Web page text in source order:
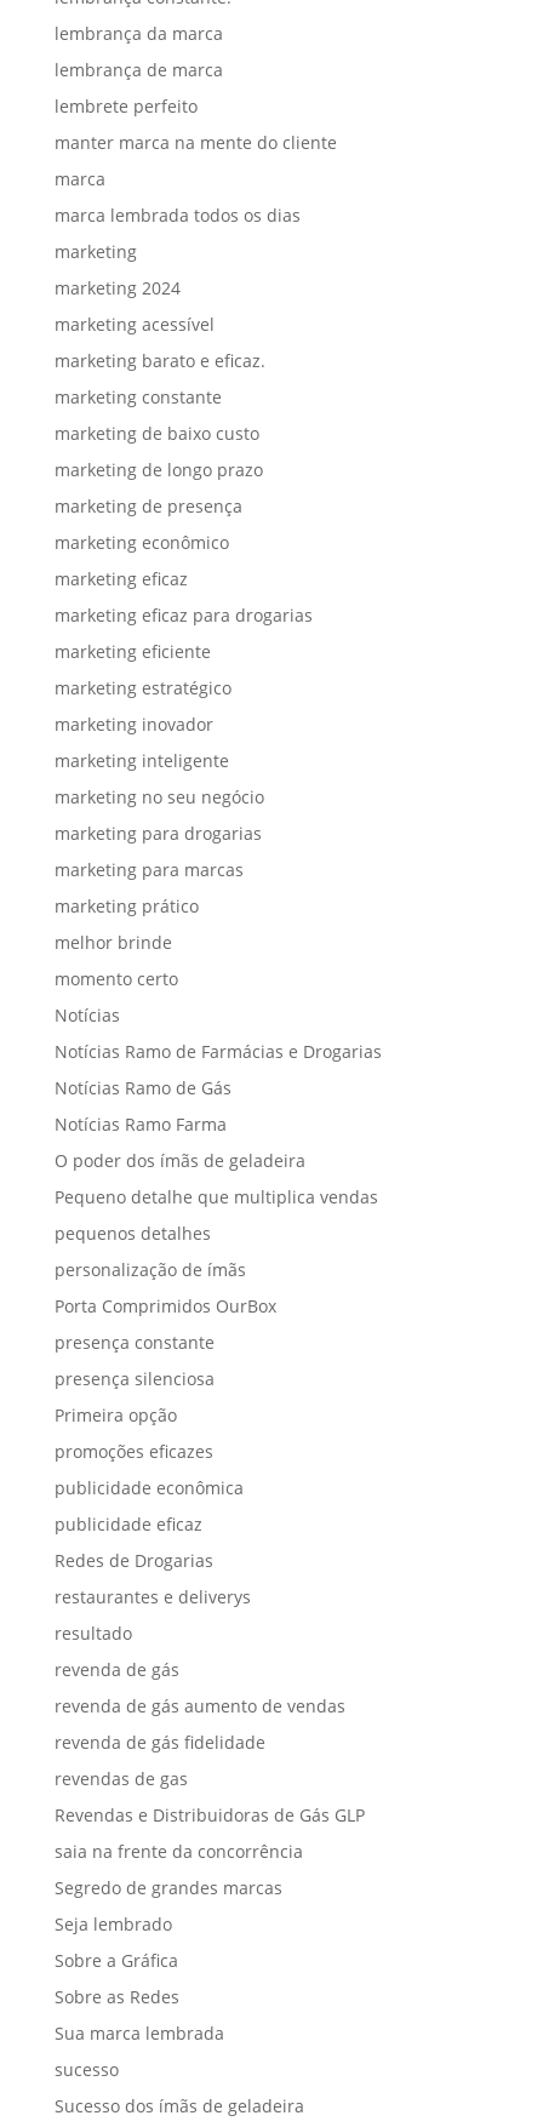
lembrança da marca
lembrança de marca
lembrete perfeito
manter marca na mente do cliente
marca
marca lembrada todos os dias
marketing
marketing 2024
marketing acessível
marketing barato e eficaz.
marketing constante
marketing de baixo custo
marketing de longo prazo
marketing de presença
marketing econômico
marketing eficaz
marketing eficaz para drogarias
marketing eficiente
marketing estratégico
marketing inovador
marketing inteligente
marketing no seu negócio
marketing para drogarias
marketing para marcas
marketing prático
melhor brinde
momento certo
Notícias
Notícias Ramo de Farmácias e Drogarias
Notícias Ramo de Gás
Notícias Ramo Farma
O poder dos ímãs de geladeira
Pequeno detalhe que multiplica vendas
pequenos detalhes
personalização de ímãs
Porta Comprimidos OurBox
presença constante
presença silenciosa
Primeira opção
promoções eficazes
publicidade econômica
publicidade eficaz
Redes de Drogarias
restaurantes e deliverys
resultado
revenda de gás
revenda de gás aumento de vendas
revenda de gás fidelidade
revendas de gas
Revendas e Distribuidoras de Gás GLP
saia na frente da concorrência
Segredo de grandes marcas
Seja lembrado
Sobre a Gráfica
Sobre as Redes
Sua marca lembrada
sucesso
Sucesso dos ímãs de geladeira